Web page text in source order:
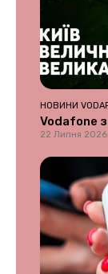
НОВИНИ
Vodafone
22 Липня 2026